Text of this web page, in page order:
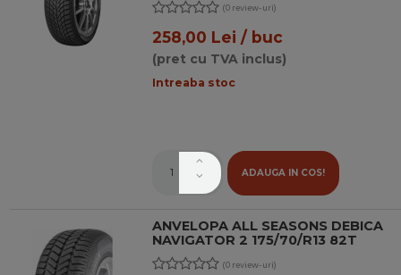
(0 review-uri)
258,00 Lei / buc
(pret cu TVA inclus)
Intreaba stoc
ADAUGA IN COS!
ANVELOPA ALL SEASONS DEBICA
NAVIGATOR 2 175/70/R13 82T
(0 review-uri)